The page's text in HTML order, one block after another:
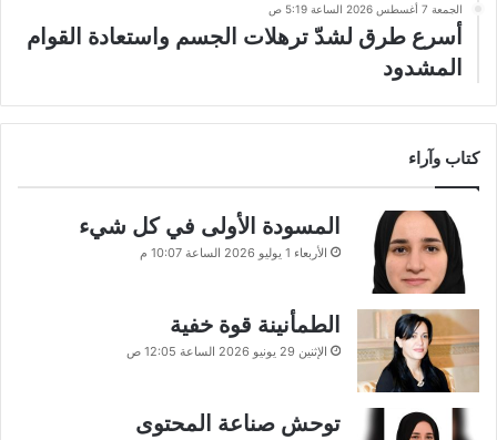
الجمعة 7 أغسطس 2026 الساعة 5:19 ص
أسرع طرق لشدّ ترهلات الجسم واستعادة القوام
المشدود
كتاب وآراء
المسودة الأولى في كل شيء
الأربعاء 1 يوليو 2026 الساعة 10:07 م
الطمأنينة قوة خفية
الإثنين 29 يونيو 2026 الساعة 12:05 ص
توحش صناعة المحتوى